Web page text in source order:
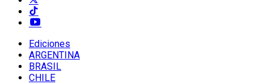
Ediciones
ARGENTINA
BRASIL
CHILE